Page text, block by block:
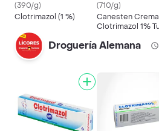
(390/g)
Clotrimazol (1 %)
(710/g)
Canesten Crema
Clotrimazol 1%
Droguería Alemana